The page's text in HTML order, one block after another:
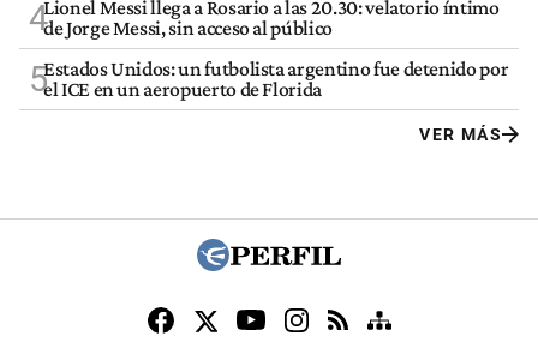
4Lionel Messi llega a Rosario a las 20.30: velatorio íntimo
de Jorge Messi, sin acceso al público
5Estados Unidos: un futbolista argentino fue detenido por
el ICE en un aeropuerto de Florida
VER MÁS